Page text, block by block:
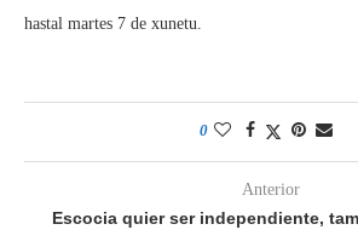
hastal martes 7 de xunetu.
0
Anterior
Escocia quier ser independiente,